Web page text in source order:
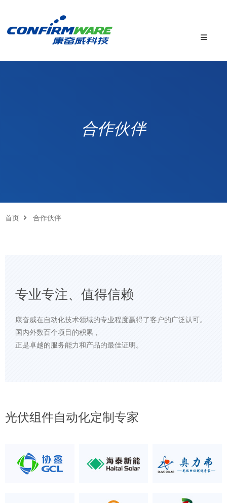
合作伙伴
首页 合作伙伴
专业专注、值得信赖
康奋威在自动化技术领域的专业程度赢得了客户的广泛认可。
国内外数百个项目的积累，
正是卓越的服务能力和产品的最佳证明。
光伏组件自动化定制专家